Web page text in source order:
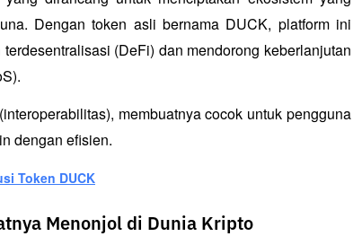
Dengan token asli bernama DUCK, platform ini
(DeFi) dan mendorong keberlanjutan
membuatnya cocok untuk pengguna
dengan efisien.
Token DUCK
Menonjol di Dunia Kripto